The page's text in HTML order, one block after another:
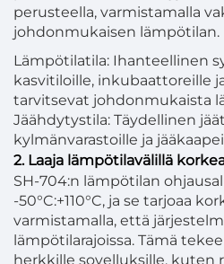
perusteella, varmistamalla
johdonmukaisen lämpötilan.
Lämpötilatila: Ihanteellinen
kasvitiloille, inkubaattoreille
tarvitsevat johdonmukaista
Jäähdytystila: Täydellinen
kylmänvarastoille ja
2. Laaja lämpötilavälillä
SH-704:n lämpötilan
-50°C:+110°C, ja se tarjoaa
varmistamalla, että
lämpötilarajoissa. Tämä
herkkille sovelluksille, kuten